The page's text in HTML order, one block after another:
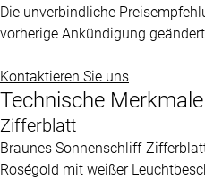
Die unverbindliche
vorherige Ankündigung
Kontaktieren Sie uns
Technische Merkmale
Zifferblatt
Braunes Sonnenschliff-
Roségold mit weißer